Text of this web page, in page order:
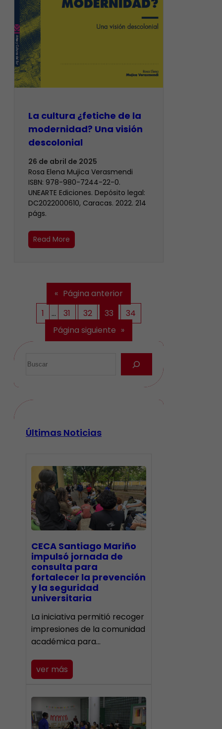
La cultura ¿fetiche de la
modernidad? Una visión
descolonial
26 de abril de 2025
Rosa Elena Mujica Verasmendi
ISBN: 978-980-7244-22-0.
UNEARTE Ediciones. Depósito legal:
DC2022000610, Caracas. 2022. 214
págs.
Read More
« Página anterior
1
… 31 32 33
34
Página siguiente »
Últimas Noticias
CECA Santiago Mariño
impulsó jornada de
consulta para
fortalecer la prevención
y la seguridad
universitaria
La iniciativa permitió recoger
impresiones de la comunidad
académica para…
ver más